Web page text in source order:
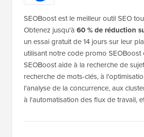
SEOBoost est le meilleur outil SEO
Obtenez jusqu'à 60 % de réduction
un essai gratuit de 14 jours sur leur
utilisant notre code promo SEOBoost
SEOBoost aide à la recherche de
recherche de mots-clés, à
l'analyse de la concurrence, aux
à l'automatisation des flux de travail,